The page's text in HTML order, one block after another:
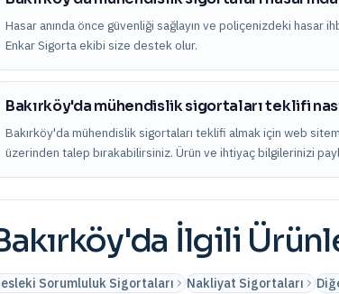
Hasar anında önce güvenliği sağlayın ve poliçenizdeki hasar
Enkar Sigorta ekibi size destek olur.
Bakırköy'da mühendislik sigortaları teklifi
Bakırköy'da mühendislik sigortaları teklifi almak için web
üzerinden talep bırakabilirsiniz. Ürün ve ihtiyaç bilgilerinizi
'da İlgili
Sorumluluk Sigortaları Nakliyat Sigortaları